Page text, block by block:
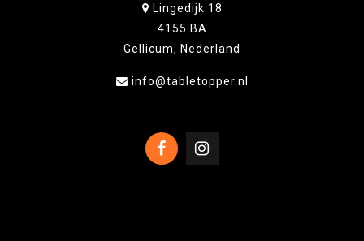
Lingedijk 18
4155 BA
Gellicum, Nederland
info@tabletopper.nl